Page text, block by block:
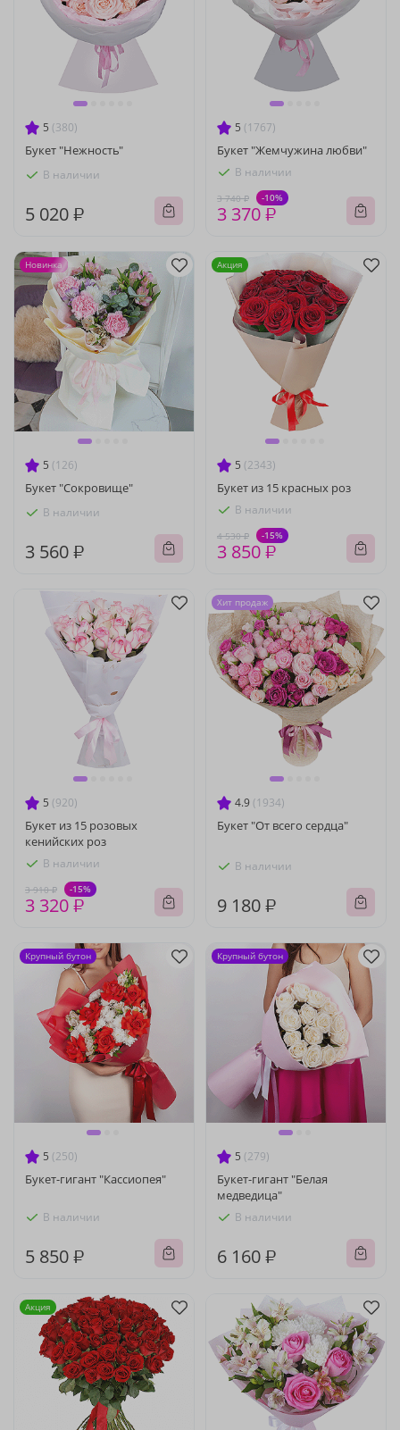
5 (380)
Букет "Нежность"
В наличии
5 020 ₽
5 (1767)
Букет "Жемчужина любви"
В наличии
3 740 ₽ -10%
3 370 ₽
5 (126)
Букет "Сокровище"
В наличии
3 560 ₽
Новинка
5 (2343)
Букет из 15 красных роз
В наличии
4 530 ₽ -15%
3 850 ₽
Акция
5 (920)
Букет из 15 розовых
кенийских роз
В наличии
3 910 ₽ -15%
3 320 ₽
4.9 (1934)
Букет "От всего сердца"
В наличии
9 180 ₽
Хит продаж
5 (250)
Букет-гигант "Кассиопея"
В наличии
5 850 ₽
Крупный бутон
5 (279)
Букет-гигант "Белая
медведица"
В наличии
6 160 ₽
Крупный бутон
Акция